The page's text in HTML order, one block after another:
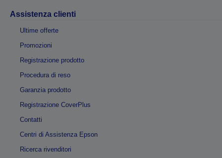
Assistenza clienti
Ultime offerte
Promozioni
Registrazione prodotto
Procedura di reso
Garanzia prodotto
Registrazione CoverPlus
Contatti
Centri di Assistenza Epson
Ricerca rivenditori